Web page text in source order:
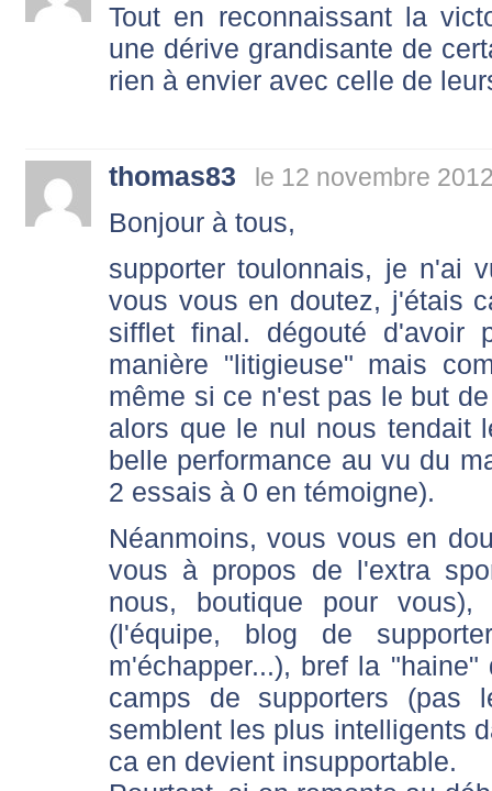
Tout en reconnaissant la
une dérive grandisante de
rien à envier avec celle de
thomas83 le 12 novembre
Bonjour à tous,
supporter toulonnais, je n'ai
vous vous en doutez, j'étais
sifflet final. dégouté d'avoir
manière "litigieuse" mais
même si ce n'est pas le but
alors que le nul nous tendait
belle performance au vu du
2 essais à 0 en témoigne).
Néanmoins, vous vous en
vous à propos de l'extra
nous, boutique pour
(l'équipe, blog de
m'échapper...), bref la
camps de supporters
semblent les plus intelligents
ca en devient insupportable.